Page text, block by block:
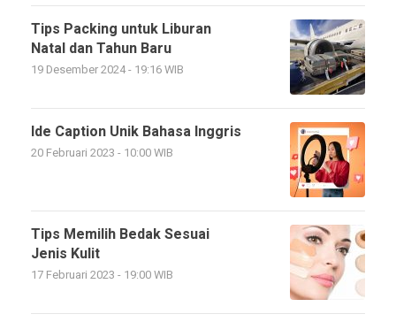
Tips Packing untuk Liburan
Natal dan Tahun Baru
19 Desember 2024 - 19:16 WIB
Ide Caption Unik Bahasa Inggris
20 Februari 2023 - 10:00 WIB
Tips Memilih Bedak Sesuai
Jenis Kulit
17 Februari 2023 - 19:00 WIB